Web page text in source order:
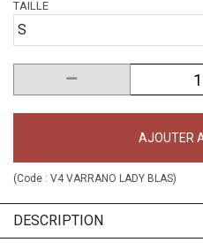
TAILLE
S
AJOUTER
(Code : V4 VARRANO LADY BLAS)
DESCRIPTION